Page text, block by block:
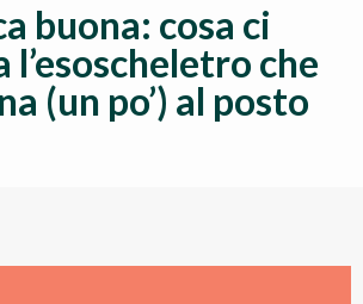
buona: cosa ci
l’esoscheletro che
(un po’) al posto